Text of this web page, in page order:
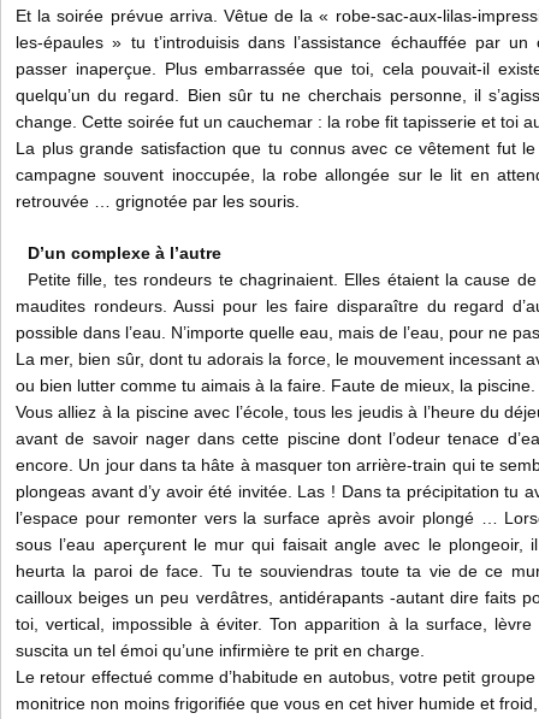
Et la soirée prévue arriva. Vêtue de la « robe-sac-aux-lilas-
les-épaules » tu t’introduisis dans l’assistance échauffée par
passer inaperçue. Plus embarrassée que toi, cela pouvait-il
quelqu’un du regard. Bien sûr tu ne cherchais personne, il
change. Cette soirée fut un cauchemar : la robe fit tapisserie et toi
La plus grande satisfaction que tu connus avec ce vêtement fut
campagne souvent inoccupée, la robe allongée sur le lit en
retrouvée … grignotée par les souris.
D’un complexe à l’autre
Petite fille, tes rondeurs te chagrinaient. Elles étaient la cause
maudites rondeurs. Aussi pour les faire disparaître du regard
possible dans l’eau. N’importe quelle eau, mais de l’eau, pour ne
La mer, bien sûr, dont tu adorais la force, le mouvement incessant
ou bien lutter comme tu aimais à la faire. Faute de mieux, la piscine.
Vous alliez à la piscine avec l’école, tous les jeudis à l’heure du
avant de savoir nager dans cette piscine dont l’odeur tenace
encore. Un jour dans ta hâte à masquer ton arrière-train qui te
plongeas avant d’y avoir été invitée. Las ! Dans ta précipitation tu
l’espace pour remonter vers la surface après avoir plongé …
sous l’eau aperçurent le mur qui faisait angle avec le plongeoir,
heurta la paroi de face. Tu te souviendras toute ta vie de ce
cailloux beiges un peu verdâtres, antidérapants -autant dire faits
toi, vertical, impossible à éviter. Ton apparition à la surface,
suscita un tel émoi qu’une infirmière te prit en charge.
Le retour effectué comme d’habitude en autobus, votre petit
monitrice non moins frigorifiée que vous en cet hiver humide et